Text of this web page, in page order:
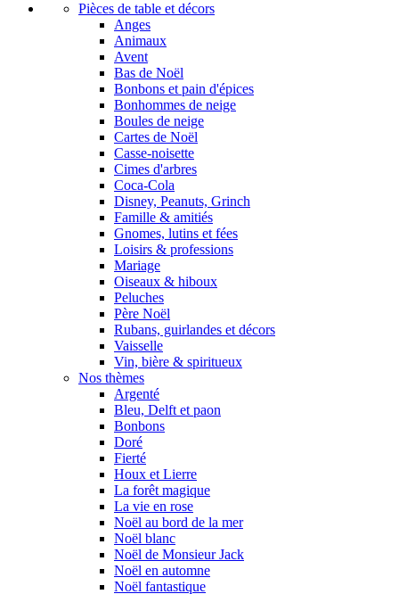
Nos thèmes
Argenté
Bleu, Delft et paon
Bonbons
Doré
Fierté
Houx et Lierre
La forêt magique
La vie en rose
Noël au bord de la mer
Noël blanc
Noël de Monsieur Jack
Noël en automne
Noël fantastique
Pièces de table et décors
Anges
Animaux
Avent
Bas de Noël
Bonbons et pain d'épices
Bonhommes de neige
Boules de neige
Cartes de Noël
Casse-noisette
Cimes d'arbres
Coca-Cola
Disney, Peanuts, Grinch
Famille & amitiés
Gnomes, lutins et fées
Loisirs & professions
Mariage
Oiseaux & hiboux
Peluches
Père Noël
Rubans, guirlandes et décors
Vaisselle
Vin, bière & spiritueux